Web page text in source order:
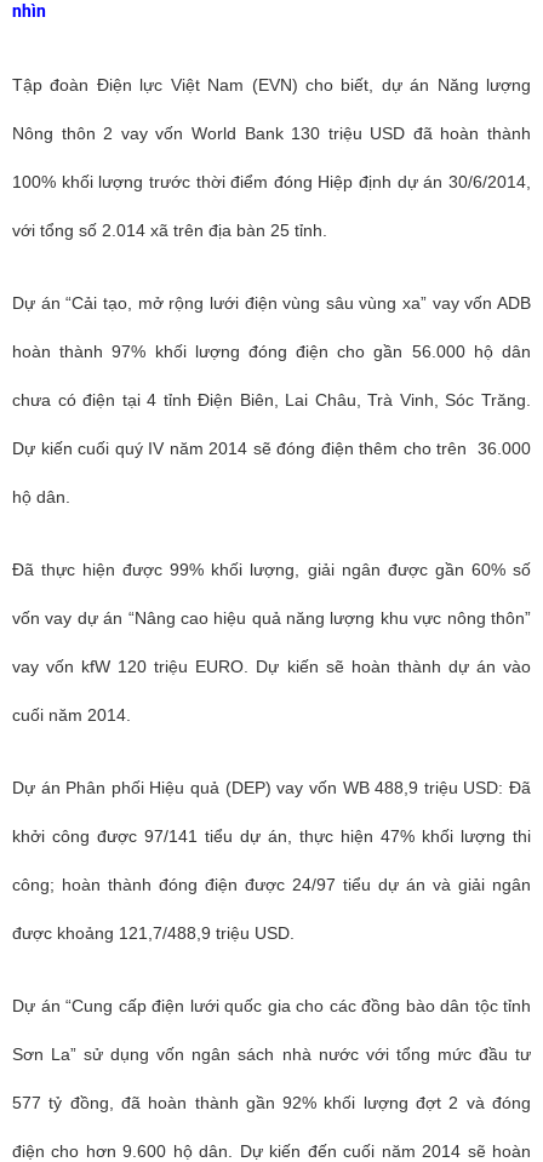
nhìn
Tập đoàn Điện lực Việt Nam (EVN) cho biết, dự án Năng lượng
Nông thôn 2 vay vốn World Bank 130 triệu USD đã hoàn thành
100% khối lượng trước thời điểm đóng Hiệp định dự án 30/6/2014,
với tổng số 2.014 xã trên địa bàn 25 tỉnh.
Dự án “Cải tạo, mở rộng lưới điện vùng sâu vùng xa” vay vốn ADB
hoàn thành 97% khối lượng đóng điện cho gần 56.000 hộ dân
chưa có điện tại 4 tỉnh Điện Biên, Lai Châu, Trà Vinh, Sóc Trăng.
Dự kiến cuối quý IV năm 2014 sẽ đóng điện thêm cho trên 36.000
hộ dân.
Đã thực hiện được 99% khối lượng, giải ngân được gần 60% số
vốn vay dự án “Nâng cao hiệu quả năng lượng khu vực nông thôn”
vay vốn kfW 120 triệu EURO. Dự kiến sẽ hoàn thành dự án vào
cuối năm 2014.
Dự án Phân phối Hiệu quả (DEP) vay vốn WB 488,9 triệu USD: Đã
khởi công được 97/141 tiểu dự án, thực hiện 47% khối lượng thi
công; hoàn thành đóng điện được 24/97 tiểu dự án và giải ngân
được khoảng 121,7/488,9 triệu USD.
Dự án “Cung cấp điện lưới quốc gia cho các đồng bào dân tộc tỉnh
Sơn La” sử dụng vốn ngân sách nhà nước với tổng mức đầu tư
577 tỷ đồng, đã hoàn thành gần 92% khối lượng đợt 2 và đóng
điện cho hơn 9.600 hộ dân. Dự kiến đến cuối năm 2014 sẽ hoàn